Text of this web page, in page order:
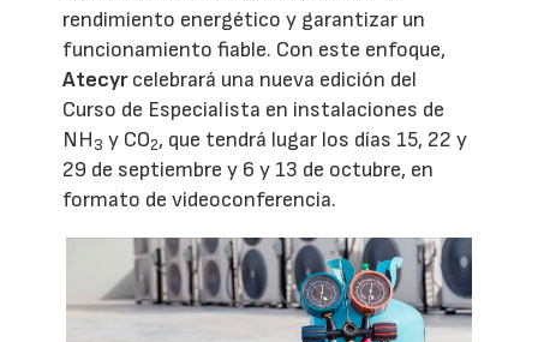
rendimiento energético y garantizar un
funcionamiento fiable. Con este enfoque,
Atecyrcelebrará una nueva edición del
Curso de Especialista en instalaciones de
NH3 y CO2, que tendrá lugar los días 15, 22 y
29 de septiembre y 6 y 13 de octubre, en
formato de videoconferencia.